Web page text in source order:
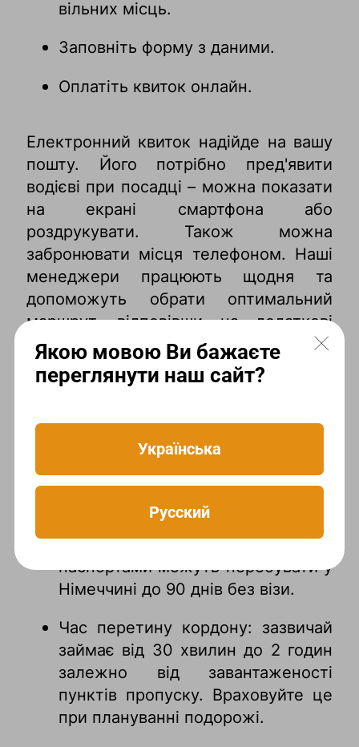
Якою мовою Ви бажаєте
переглянути наш сайт?
Українська
Русский
вільних місць.
Заповніть форму з даними.
Оплатіть квиток онлайн.
Електронний квиток надійде на вашу
пошту. Його потрібно пред'явити
водієві при посадці – можна показати
на екрані смартфона або
роздрукувати. Також можна
забронювати місця телефоном. Наші
менеджери працюють щодня та
допоможуть обрати оптимальний
маршрут, відповівши на додаткові
питання щодо поїздки.
перетин кордону
Документи: для поїздки потрібен
необхідності, віза. Громадяни
України з біометричними
паспортами можуть перебувати у
Німеччині до 90 днів без візи.
Час перетину кордону: зазвичай
займає від 30 хвилин до 2 годин
залежно від завантаженості
пунктів пропуску. Враховуйте це
при плануванні подорожі.